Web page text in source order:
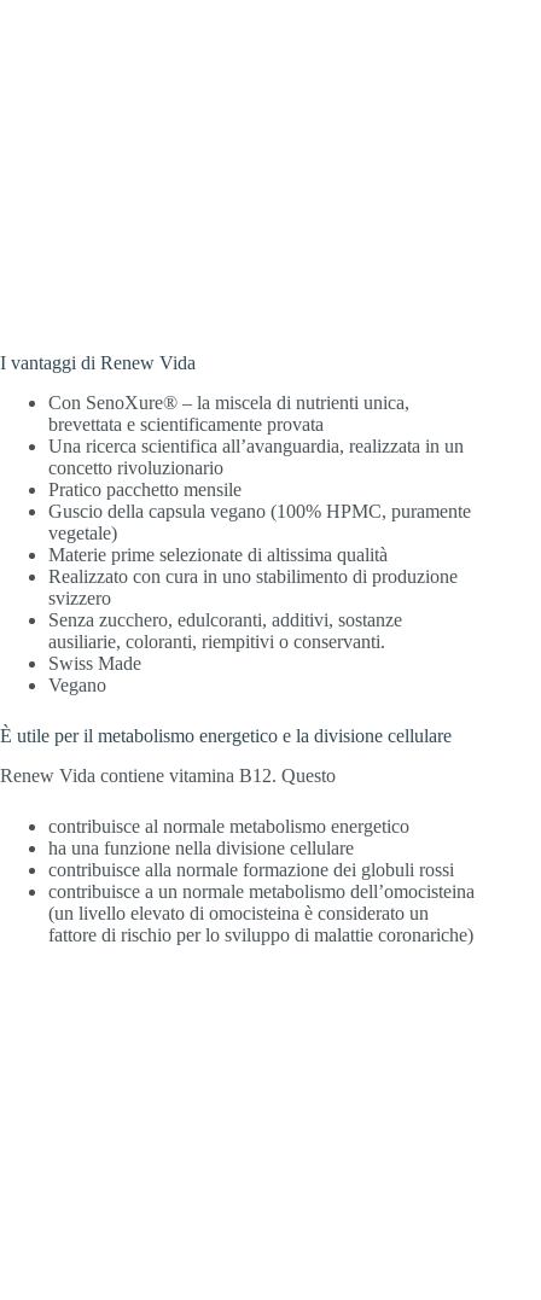
I vantaggi di Renew Vida
Con SenoXure® – la miscela di nutrienti unica,
brevettata e scientificamente provata
Una ricerca scientifica all’avanguardia, realizzata in un
concetto rivoluzionario
Pratico pacchetto mensile
Guscio della capsula vegano (100% HPMC, puramente
vegetale)
Materie prime selezionate di altissima qualità
Realizzato con cura in uno stabilimento di produzione
svizzero
Senza zucchero, edulcoranti, additivi, sostanze
ausiliarie, coloranti, riempitivi o conservanti.
Swiss Made
Vegano
È utile per il metabolismo energetico e la divisione cellulare
Renew Vida contiene vitamina B12. Questo
contribuisce al normale metabolismo energetico
ha una funzione nella divisione cellulare
contribuisce alla normale formazione dei globuli rossi
contribuisce a un normale metabolismo dell’omocisteina
(un livello elevato di omocisteina è considerato un
fattore di rischio per lo sviluppo di malattie coronariche)